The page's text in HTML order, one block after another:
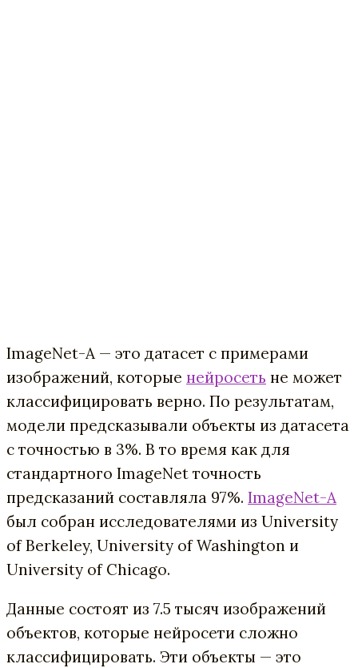
ImageNet-A — это датасет с примерами
изображений, которые нейросеть не может
классифицировать верно. По результатам,
модели предсказывали объекты из датасета
с точностью в 3%. В то время как для
стандартного ImageNet точность
предсказаний составляла 97%. ImageNet-A
был собран исследователями из University
of Berkeley, University of Washington и
University of Chicago.
Данные состоят из 7.5 тысяч изображений
объектов, которые нейросети сложно
классифицировать. Эти объекты — это